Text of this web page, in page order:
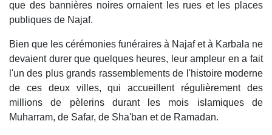
que des bannières noires ornaient les rues et les places
publiques de Najaf.
Bien que les cérémonies funéraires à Najaf et à Karbala ne
devaient durer que quelques heures, leur ampleur en a fait
l'un des plus grands rassemblements de l'histoire moderne
de ces deux villes, qui accueillent régulièrement des
millions de pèlerins durant les mois islamiques de
Muharram, de Safar, de Sha'ban et de Ramadan.